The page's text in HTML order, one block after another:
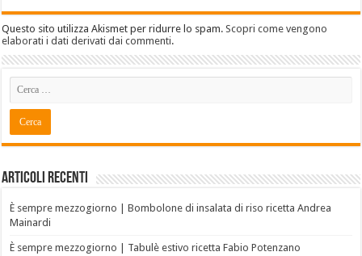
Questo sito utilizza Akismet per ridurre lo spam.Scopri come vengono
elaborati i dati derivati dai commenti.
Articoli recenti
È sempre mezzogiorno | Bombolone di insalata di riso ricetta Andrea
Mainardi
È sempre mezzogiorno | Tabulè estivo ricetta Fabio Potenzano